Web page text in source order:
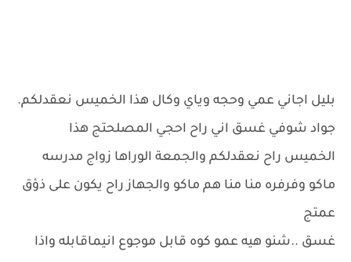
بليل اجاني عمي وحجه وياي وكال هذا الخميس نعقدلكم.
جواد شوفي غسق اني راح احجي المصلحتج هذا
الخميس راح نعقدلكم والجمعة الوراها زواج مدرسه
ماكو وفرفره منا منا هم ماكو والجهاز راح يكون على ذؤق
عمتج
غسق ..شنو هيه عمو كوه قابل موجوع انيماقابله واذا